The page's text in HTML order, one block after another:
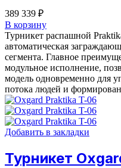
389 339 ₽
В корзину
Турникет распашной
автоматическая
сегмента. Главное
модульное исполнение,
модель одновременно для
потока людей и
Добавить в закладки
Турникет